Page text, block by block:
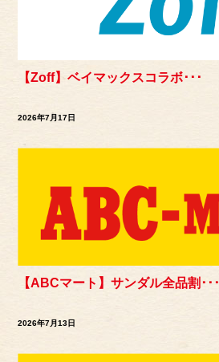
【Zoff】ベイマックスコラボ･･･
2026年7月17日
【ABCマート】サンダル全品割･･･
2026年7月13日